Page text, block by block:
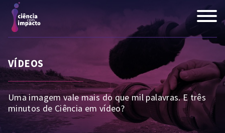
VÍDEOS
Uma imagem vale mais do que mil palavras. E três
minutos de Ciência em vídeo?